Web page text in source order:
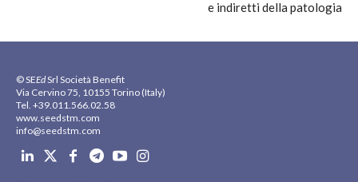
e indiretti della patologia
© SEEdSrl Società Benefit
Via Cervino 75, 10155 Torino (Italy)
Tel. +39.011.566.02.58
www.seedstm.com
info@seedstm.com